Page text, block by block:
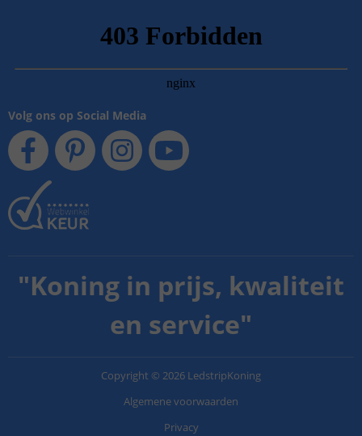
Volg ons op Social Media
"Koning in prijs, kwaliteit
en service"
Copyright © 2026 LedstripKoning
Algemene voorwaarden
Privacy